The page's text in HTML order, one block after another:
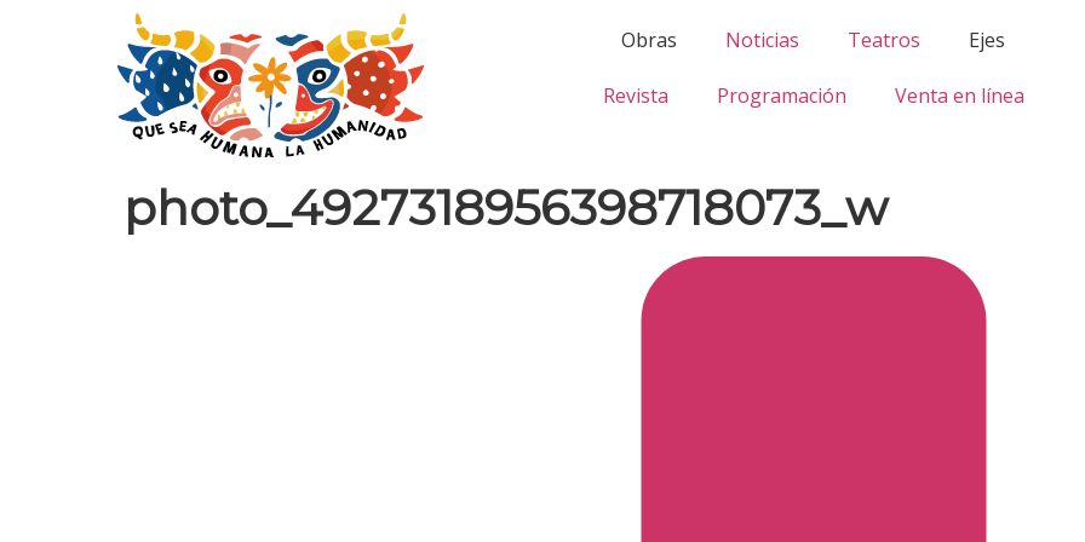
Obras Noticias Teatros Ejes
Revista Programación Venta en línea
photo_4927318956398718073_w